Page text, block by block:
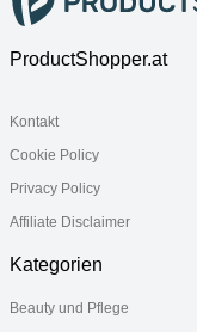
Kissenhülle
ProductShopper.at
Kontakt
Cookie Policy
Privacy Policy
Affiliate Disclaimer
Kategorien
Beauty und Pflege